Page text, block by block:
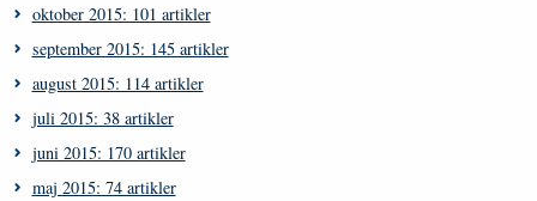
oktober 2015: 101 artikler
september 2015: 145 artikler
august 2015: 114 artikler
juli 2015: 38 artikler
juni 2015: 170 artikler
maj 2015: 74 artikler